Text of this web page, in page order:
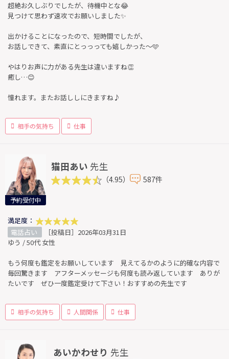
超絶お久しぶりでしたが、待機中とな😂
見つけて思わず速攻でお願いしました✨
出かけることになったので、短時間でしたが、
お話しできて、素直にとっっっても嬉しかった〜🩵
やはりお声に力がある先生は違いますね👏
癒し…😊
憧れます。またお話ししにきますね♪
相手の気持ち 仕事
予約受付中
猫田あい 先生
（4.95） 587件
満足度：
電話占い
［投稿日］2026年03月31日
ゆう / 50代 女性
もう何度も鑑定をお願いしています 見えてるかのように的確な内容で
毎回驚きます アフターメッセージも何度も読み返しています ありが
たいです ぜひ一度鑑定受けて下さい！おすすめの先生です
相手の気持ち 人間関係 仕事
あいかわせり 先生